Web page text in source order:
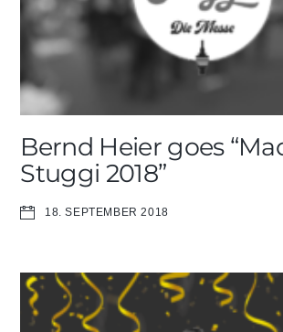
Bernd Heier goes
Stuggi 2018”
18. SEPTEMBER 2018